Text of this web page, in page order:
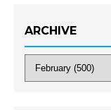
ARCHIVE